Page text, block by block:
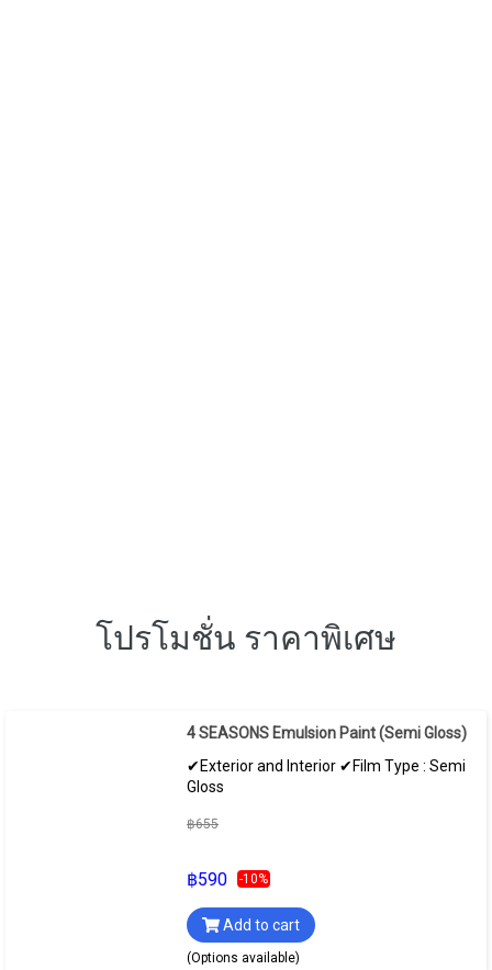
โปรโมชั่น ราคาพิเศษ
4 SEASONS Emulsion Paint (Semi Gloss)
✔Exterior and Interior ✔Film Type : Semi
Gloss
฿655
฿590 -10%
Add to cart
(Options available)